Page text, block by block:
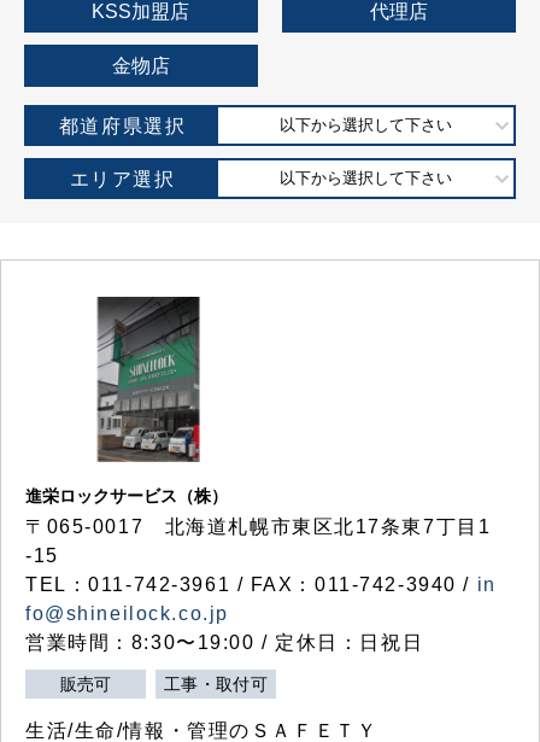
KSS加盟店 代理店
金物店
都道府県選択 以下から選択して下さい
エリア選択 以下から選択して下さい
進栄ロックサービス（株）
〒065-0017 北海道札幌市東区北17条東7丁目1
-15
TEL：011-742-3961 / FAX：011-742-3940 / in
fo@shineilock.co.jp
営業時間：8:30〜19:00 / 定休日：日祝日
販売可 工事・取付可
生活/生命/情報・管理のＳＡＦＥＴＹ